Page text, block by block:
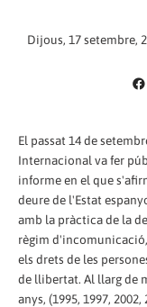
Dijous, 17 setembre,
El passat 14 de
Internacional va fer
informe en el que
deure de l'Estat
amb la pràctica de la
règim
els drets de les
de llibertat. Al llarg de
anys, (1995, 1997,